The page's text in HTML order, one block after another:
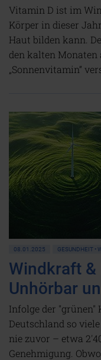
Vitamin D ist im
Körper in dieser
Haut bilden kann.
den kalten
„Sonnenvitamin“
08.01.2025 GESUNDHEIT •
Windkraft
Unhörbar
Infolge der
Deutschland so
nie zuvor – etwa
Genehmigung.